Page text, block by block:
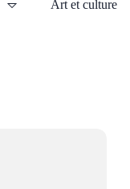
Art et culture